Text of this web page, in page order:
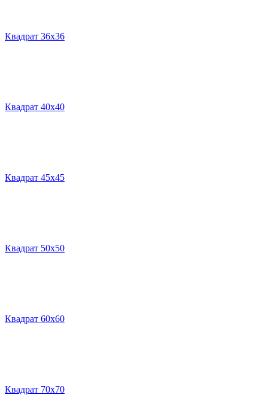
Квадрат 36х36
Квадрат 40х40
Квадрат 45х45
Квадрат 50х50
Квадрат 60х60
Квадрат 70х70